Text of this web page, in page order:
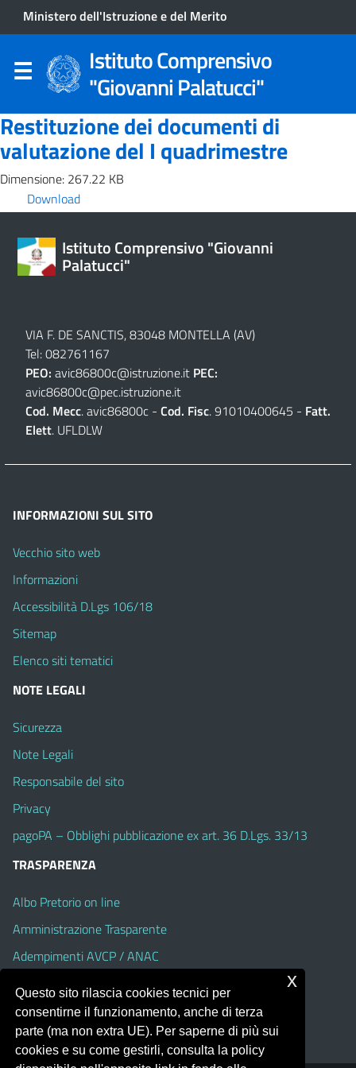
Ministero dell'Istruzione e del Merito
Istituto Comprensivo
"Giovanni Palatucci"
Restituzione dei documenti di
valutazione del I quadrimestre
Dimensione: 267.22 KB
Download
Istituto Comprensivo "Giovanni
Palatucci"
VIA F. DE SANCTIS, 83048 MONTELLA (AV)
Tel: 082761167
PEO: avic86800c@istruzione.it PEC:
avic86800c@pec.istruzione.it
Cod. Mecc. avic86800c - Cod. Fisc. 91010400645 - Fatt.
Elett. UFLDLW
INFORMAZIONI SUL SITO
Vecchio sito web
Informazioni
Accessibilità D.Lgs 106/18
Sitemap
Elenco siti tematici
NOTE LEGALI
Sicurezza
Note Legali
Responsabile del sito
Privacy
pagoPA – Obblighi pubblicazione ex art. 36 D.Lgs. 33/13
TRASPARENZA
Albo Pretorio on line
Amministrazione Trasparente
Adempimenti AVCP / ANAC
Accesso Civico
Dichiarazione di accessibilità
Questo sito rilascia cookies tecnici per
consentirne il funzionamento, anche di terza
parte (ma non extra UE). Per saperne di più sui
cookies e su come gestirli, consulta la policy
x